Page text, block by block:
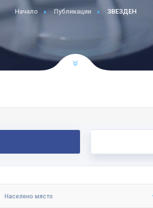
Начало Публикации ЗВЕЗДЕН
Населено място